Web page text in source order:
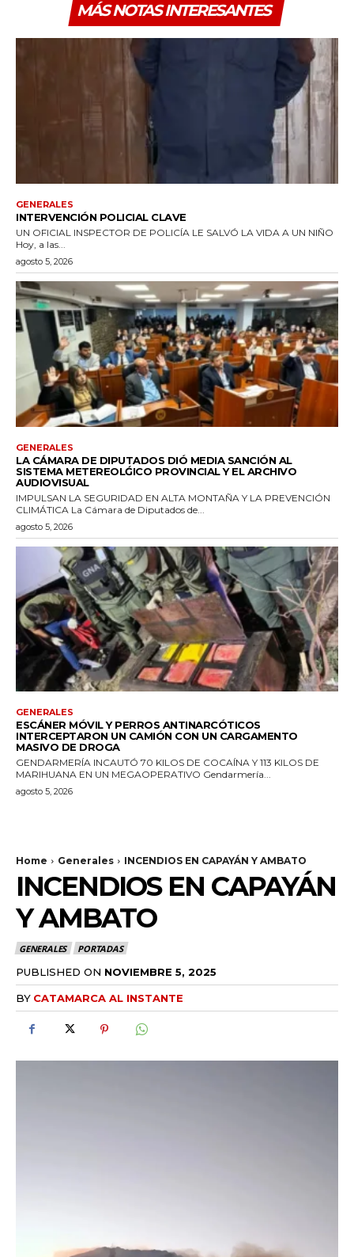
MÁS NOTAS INTERESANTES
GENERALES
INTERVENCIÓN POLICIAL CLAVE
UN OFICIAL INSPECTOR DE POLICÍA LE SALVÓ LA VIDA A UN NIÑO
Hoy, a las...
agosto 5, 2026
GENERALES
LA CÁMARA DE DIPUTADOS DIÓ MEDIA SANCIÓN AL
SISTEMA METEREOLǴICO PROVINCIAL Y EL ARCHIVO
AUDIOVISUAL
IMPULSAN LA SEGURIDAD EN ALTA MONTAÑA Y LA PREVENCIÓN
CLIMÁTICA La Cámara de Diputados de...
agosto 5, 2026
GENERALES
ESCÁNER MÓVIL Y PERROS ANTINARCÓTICOS
INTERCEPTARON UN CAMIÓN CON UN CARGAMENTO
MASIVO DE DROGA
GENDARMERÍA INCAUTÓ 70 KILOS DE COCAÍNA Y 113 KILOS DE
MARIHUANA EN UN MEGAOPERATIVO Gendarmería...
agosto 5, 2026